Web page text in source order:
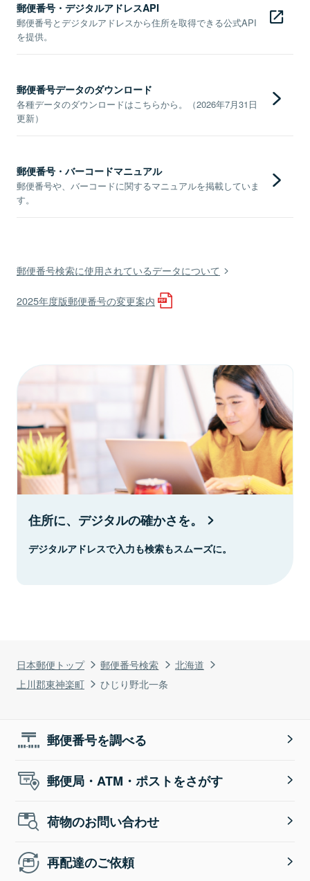
日本郵便トップ 郵便番号検索
北海道
上川郡東神楽町
ひじり野北一条
郵便番号・デジタルアドレスAPI
郵便番号とデジタルアドレスから住所を取得できる公式API
を提供。
郵便番号データのダウンロード
各種データのダウンロードはこちらから。（2026年7月31日
更新）
郵便番号・バーコードマニュアル
郵便番号や、バーコードに関するマニュアルを掲載していま
す。
郵便番号検索に使用されているデータについて
2025年度版郵便番号の変更案内
住所に、デジタルの確かさを。
デジタルアドレスで入力も検索もスムーズに。
郵便番号を調べる
郵便局・ATM・ポストをさがす
荷物のお問い合わせ
再配達のご依頼